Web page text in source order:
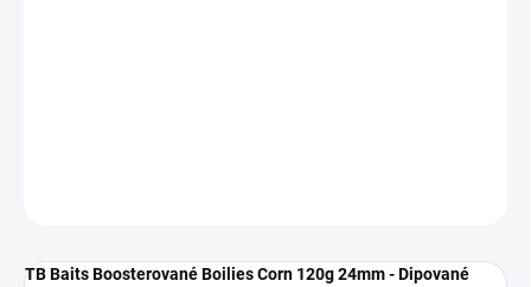
TB Baits Boosterované Boilies Corn 120g 24mm - Dipované